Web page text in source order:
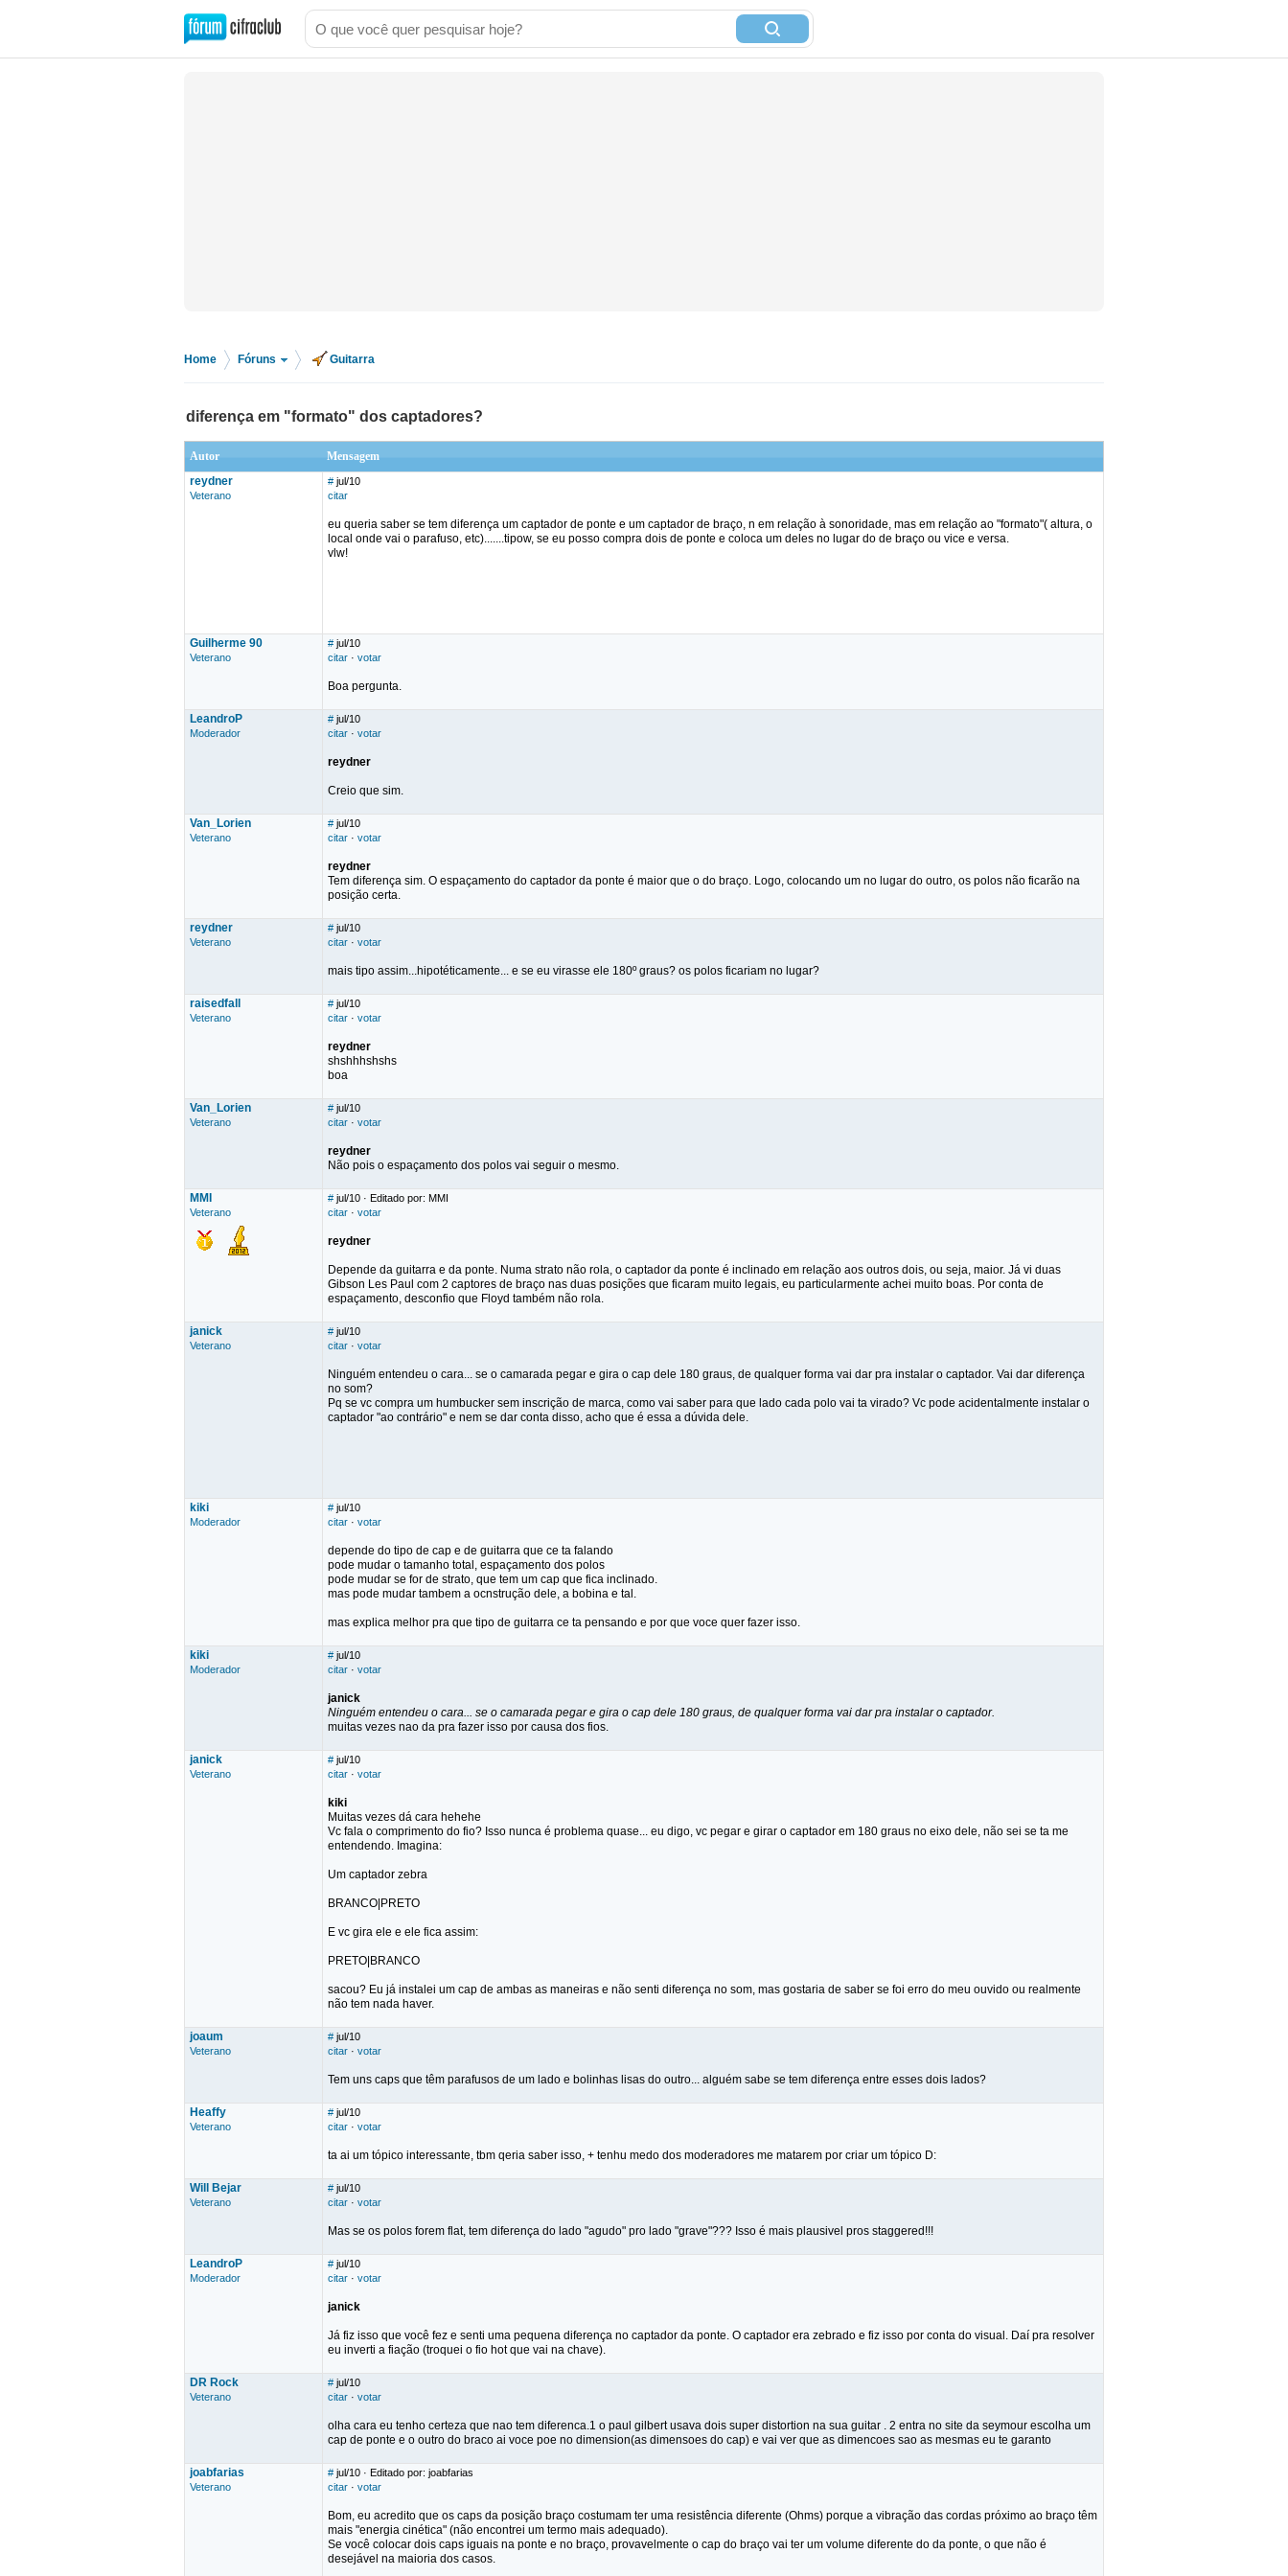
Home Fóruns Guitarra
diferença em "formato" dos captadores?
Autor
Mensagem
reydner
Veterano
# jul/10
citar
eu queria saber se tem diferença um captador de ponte e um captador de braço, n em relação à sonoridade, mas em relação ao "formato"( altura, o
local onde vai o parafuso, etc).......tipow, se eu posso compra dois de ponte e coloca um deles no lugar do de braço ou vice e versa.
vlw!
Guilherme 90
Veterano
# jul/10
citar · votar
Boa pergunta.
LeandroP
Moderador
# jul/10
citar · votar
reydner
Creio que sim.
Van_Lorien
Veterano
# jul/10
citar · votar
reydner
Tem diferença sim. O espaçamento do captador da ponte é maior que o do braço. Logo, colocando um no lugar do outro, os polos não ficarão na
posição certa.
reydner
Veterano
# jul/10
citar · votar
mais tipo assim...hipotéticamente... e se eu virasse ele 180º graus? os polos ficariam no lugar?
raisedfall
Veterano
# jul/10
citar · votar
reydner
shshhhshshs
boa
Van_Lorien
Veterano
# jul/10
citar · votar
reydner
Não pois o espaçamento dos polos vai seguir o mesmo.
MMI
Veterano
# jul/10 · Editado por: MMI
citar · votar
reydner
Depende da guitarra e da ponte. Numa strato não rola, o captador da ponte é inclinado em relação aos outros dois, ou seja, maior. Já vi duas
Gibson Les Paul com 2 captores de braço nas duas posições que ficaram muito legais, eu particularmente achei muito boas. Por conta de
espaçamento, desconfio que Floyd também não rola.
janick
Veterano
# jul/10
citar · votar
Ninguém entendeu o cara... se o camarada pegar e gira o cap dele 180 graus, de qualquer forma vai dar pra instalar o captador. Vai dar diferença
no som?
Pq se vc compra um humbucker sem inscrição de marca, como vai saber para que lado cada polo vai ta virado? Vc pode acidentalmente instalar o
captador "ao contrário" e nem se dar conta disso, acho que é essa a dúvida dele.
kiki
Moderador
# jul/10
citar · votar
depende do tipo de cap e de guitarra que ce ta falando
pode mudar o tamanho total, espaçamento dos polos
pode mudar se for de strato, que tem um cap que fica inclinado.
mas pode mudar tambem a ocnstrução dele, a bobina e tal.
mas explica melhor pra que tipo de guitarra ce ta pensando e por que voce quer fazer isso.
kiki
Moderador
# jul/10
citar · votar
janick
Ninguém entendeu o cara... se o camarada pegar e gira o cap dele 180 graus, de qualquer forma vai dar pra instalar o captador.
muitas vezes nao da pra fazer isso por causa dos fios.
janick
Veterano
# jul/10
citar · votar
kiki
Muitas vezes dá cara hehehe
Vc fala o comprimento do fio? Isso nunca é problema quase... eu digo, vc pegar e girar o captador em 180 graus no eixo dele, não sei se ta me
entendendo. Imagina:
Um captador zebra
BRANCO|PRETO
E vc gira ele e ele fica assim:
PRETO|BRANCO
sacou? Eu já instalei um cap de ambas as maneiras e não senti diferença no som, mas gostaria de saber se foi erro do meu ouvido ou realmente
não tem nada haver.
joaum
Veterano
# jul/10
citar · votar
Tem uns caps que têm parafusos de um lado e bolinhas lisas do outro... alguém sabe se tem diferença entre esses dois lados?
Heaffy
Veterano
# jul/10
citar · votar
ta ai um tópico interessante, tbm qeria saber isso, + tenhu medo dos moderadores me matarem por criar um tópico D:
Will Bejar
Veterano
# jul/10
citar · votar
Mas se os polos forem flat, tem diferença do lado "agudo" pro lado "grave"??? Isso é mais plausivel pros staggered!!!
LeandroP
Moderador
# jul/10
citar · votar
janick
Já fiz isso que você fez e senti uma pequena diferença no captador da ponte. O captador era zebrado e fiz isso por conta do visual. Daí pra resolver
eu inverti a fiação (troquei o fio hot que vai na chave).
DR Rock
Veterano
# jul/10
citar · votar
olha cara eu tenho certeza que nao tem diferenca.1 o paul gilbert usava dois super distortion na sua guitar . 2 entra no site da seymour escolha um
cap de ponte e o outro do braco ai voce poe no dimension(as dimensoes do cap) e vai ver que as dimencoes sao as mesmas eu te garanto
joabfarias
Veterano
# jul/10 · Editado por: joabfarias
citar · votar
Bom, eu acredito que os caps da posição braço costumam ter uma resistência diferente (Ohms) porque a vibração das cordas próximo ao braço têm
mais "energia cinética" (não encontrei um termo mais adequado).
Se você colocar dois caps iguais na ponte e no braço, provavelmente o cap do braço vai ter um volume diferente do da ponte, o que não é
desejável na maioria dos casos.